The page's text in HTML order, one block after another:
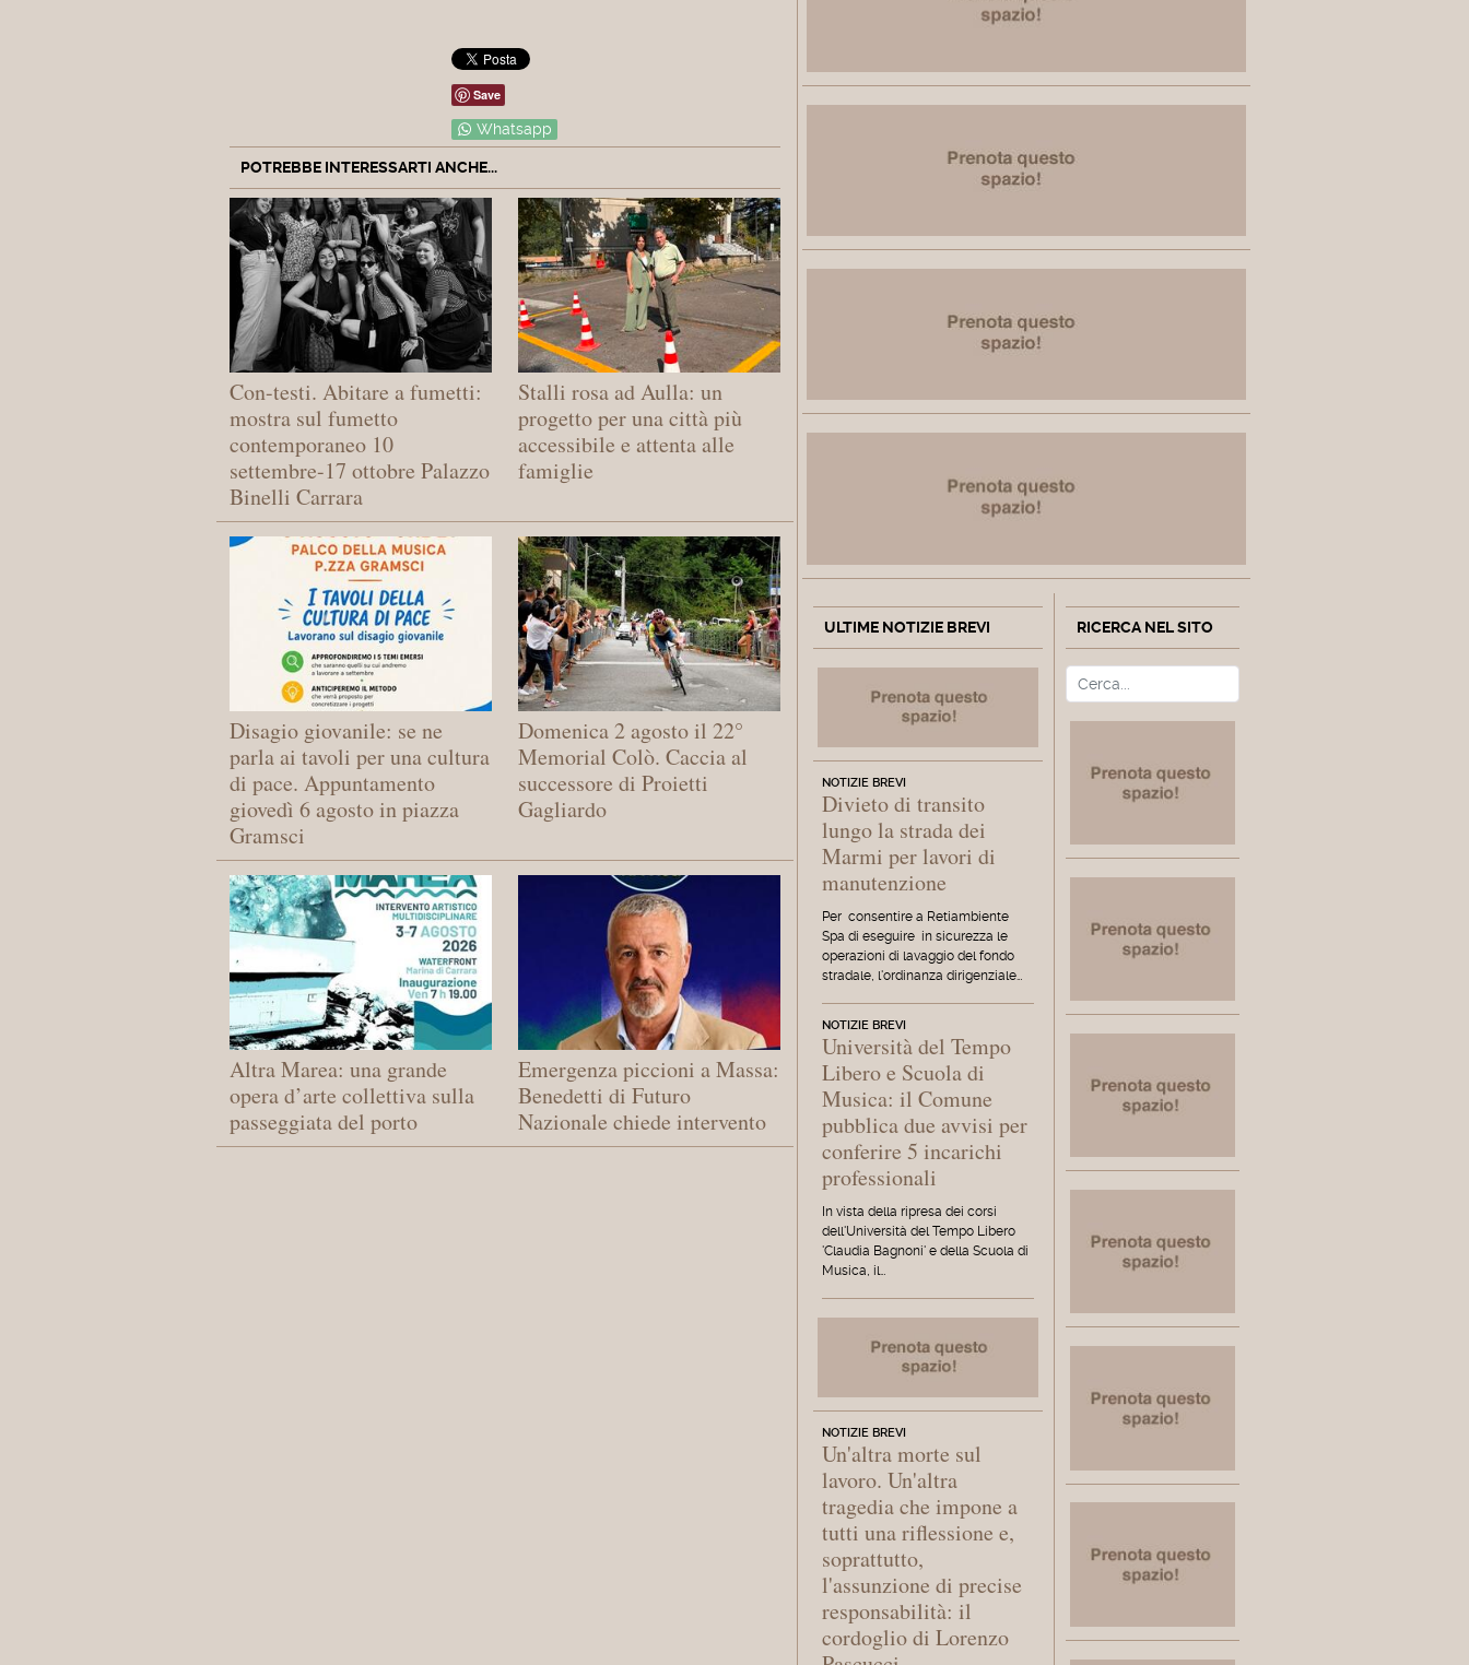
Save
Whatsapp
POTREBBE INTERESSARTI ANCHE...
Con-testi. Abitare a fumetti:
mostra sul fumetto
contemporaneo 10
settembre-17 ottobre Palazzo
Binelli Carrara
Stalli rosa ad Aulla: un
progetto per una città più
accessibile e attenta alle
famiglie
Disagio giovanile: se ne
parla ai tavoli per una cultura
di pace. Appuntamento
giovedì 6 agosto in piazza
Gramsci
Domenica 2 agosto il 22°
Memorial Colò. Caccia al
successore di Proietti
Gagliardo
Altra Marea: una grande
opera d’arte collettiva sulla
passeggiata del porto
Emergenza piccioni a Massa:
Benedetti di Futuro
Nazionale chiede intervento
ULTIME NOTIZIE BREVI
NOTIZIE BREVI
Divieto di transito
lungo la strada dei
Marmi per lavori di
manutenzione
Per consentire a Retiambiente
Spa di eseguire in sicurezza le
operazioni di lavaggio del fondo
stradale, l'ordinanza dirigenziale…
NOTIZIE BREVI
Università del Tempo
Libero e Scuola di
Musica: il Comune
pubblica due avvisi per
conferire 5 incarichi
professionali
In vista della ripresa dei corsi
dell'Università del Tempo Libero
'Claudia Bagnoni' e della Scuola di
Musica, il…
NOTIZIE BREVI
Un'altra morte sul
lavoro. Un'altra
tragedia che impone a
tutti una riflessione e,
soprattutto,
l'assunzione di precise
responsabilità: il
cordoglio di Lorenzo
RICERCA NEL SITO
Cerca Type 2 or more characters